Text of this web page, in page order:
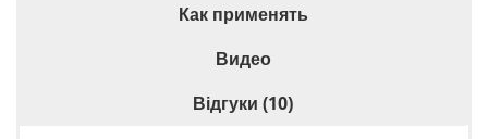
Как применять
Видео
Відгуки (10)